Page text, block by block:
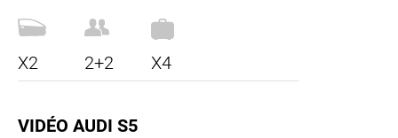
X2 2+2 X4
VIDÉO AUDI S5